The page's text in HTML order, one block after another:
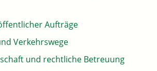
Aufträge
Verkehrswege
und rechtliche Betreuung